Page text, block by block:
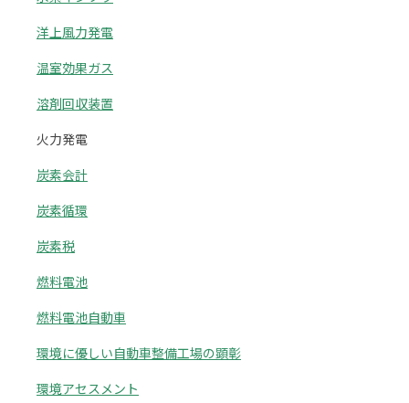
洋上風力発電
温室効果ガス
溶剤回収装置
火力発電
炭素会計
炭素循環
炭素税
燃料電池
燃料電池自動車
環境に優しい自動車整備工場の顕彰
環境アセスメント